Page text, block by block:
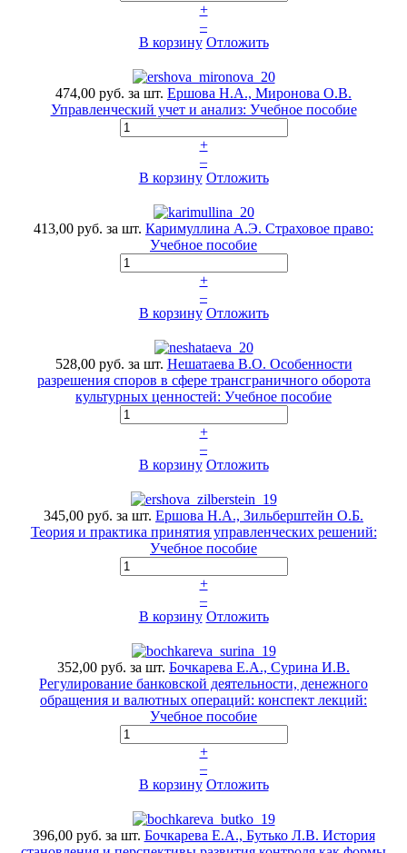
+
–
В корзину Отложить
474,00 руб. за шт. Ершова Н.А., Миронова О.В.
Управленческий учет и анализ: Учебное пособие
+
–
В корзину Отложить
413,00 руб. за шт. Каримуллина А.Э. Страховое право:
Учебное пособие
+
–
В корзину Отложить
528,00 руб. за шт. Нешатаева В.О. Особенности
разрешения споров в сфере трансграничного оборота
культурных ценностей: Учебное пособие
+
–
В корзину Отложить
345,00 руб. за шт. Ершова Н.А., Зильберштейн О.Б.
Теория и практика принятия управленческих решений:
Учебное пособие
+
–
В корзину Отложить
352,00 руб. за шт. Бочкарева Е.А., Сурина И.В.
Регулирование банковской деятельности, денежного
обращения и валютных операций: конспект лекций:
Учебное пособие
+
–
В корзину Отложить
396,00 руб. за шт. Бочкарева Е.А., Бутько Л.В. История